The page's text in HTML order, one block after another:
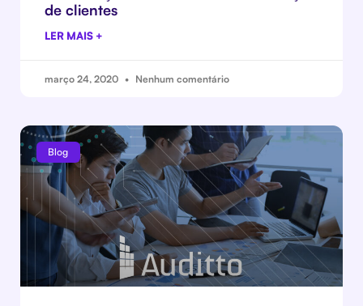
de clientes
LER MAIS +
março 24, 2020 Nenhum comentário
Blog